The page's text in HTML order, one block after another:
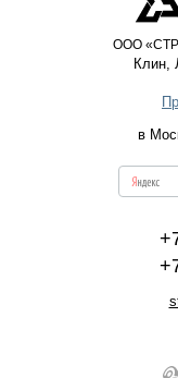
ООО
Клин
в